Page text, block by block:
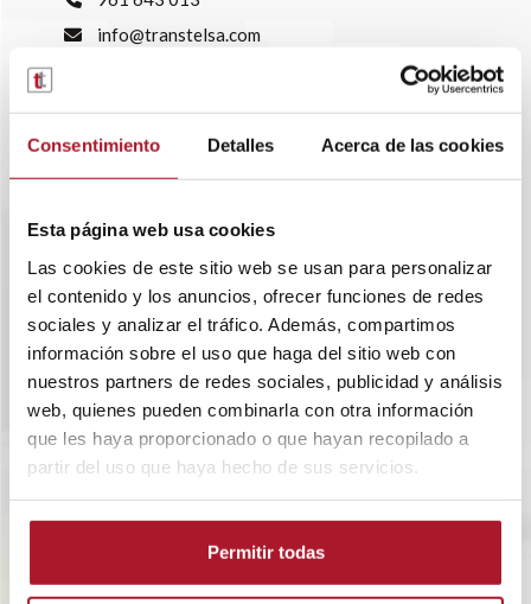
Consentimiento Detalles Acerca de las cookies
Esta página web usa cookies
Las cookies de este sitio web se usan para personalizar
el contenido y los anuncios, ofrecer funciones de redes
sociales y analizar el tráfico. Además, compartimos
información sobre el uso que haga del sitio web con
nuestros partners de redes sociales, publicidad y análisis
web, quienes pueden combinarla con otra información
que les haya proporcionado o que hayan recopilado a
partir del uso que haya hecho de sus servicios.
Permitir todas
info@transtelsa.com
SOBRE TRANSTEL
BLOG
POLÍTICA CORPORATIVA
OFERTAS DE EMPLEO